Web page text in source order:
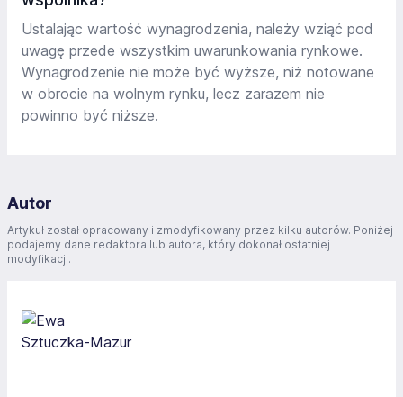
Ustalając wartość wynagrodzenia, należy wziąć pod
uwagę przede wszystkim uwarunkowania rynkowe.
Wynagrodzenie nie może być wyższe, niż notowane
w obrocie na wolnym rynku, lecz zarazem nie
powinno być niższe.
Autor
Artykuł został opracowany i zmodyfikowany przez kilku autorów. Poniżej
podajemy dane redaktora lub autora, który dokonał ostatniej
modyfikacji.